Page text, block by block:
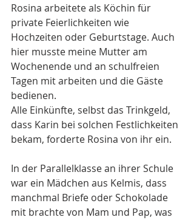
Rosina arbeitete als Köchin für
private Feierlichkeiten wie
Hochzeiten oder Geburtstage. Auch
hier musste meine Mutter am
Wochenende und an schulfreien
Tagen mit arbeiten und die Gäste
bedienen.
Alle Einkünfte, selbst das Trinkgeld,
dass Karin bei solchen Festlichkeiten
bekam, forderte Rosina von ihr ein.
In der Parallelklasse an ihrer Schule
war ein Mädchen aus Kelmis, dass
manchmal Briefe oder Schokolade
mit brachte von Mam und Pap, was